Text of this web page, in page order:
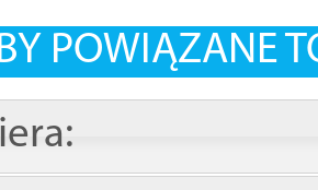
POWIĄZANE